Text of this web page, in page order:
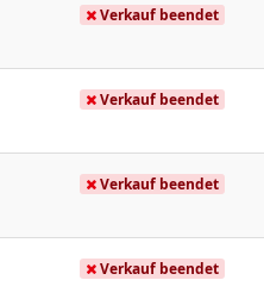
Verkauf beendet
Verkauf beendet
Verkauf beendet
Verkauf beendet